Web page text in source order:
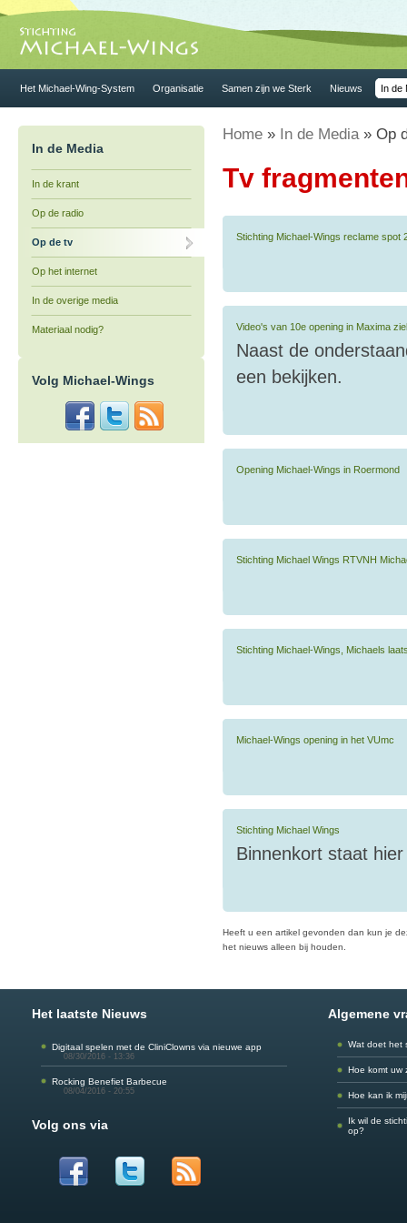
Het Michael-Wing-System Organisatie Samen zijn we Sterk Nieuws In de
In de Media
In de krant
Op de radio
Op de tv
Op het internet
In de overige media
Materiaal nodig?
Volg Michael-Wings
Home » In de Media» Op
Tv
Stichting Michael-Wings reclame spot
Video's van 10e opening in Maxima
Naast de
een bekijken.
Opening Michael-Wings in Roermond
Stichting Michael Wings RTVNH
Stichting Michael-Wings, Michaels
Michael-Wings opening in het VUmc
Stichting Michael Wings
Binnenkort staat
Heeft u een artikel gevonden dan kun je
het nieuws alleen bij houden.
Het laatste Nieuws
Digitaal spelen met de CliniClowns via nieuwe app
08/30/2016 - 13:36
Rocking Benefiet Barbecue
08/04/2016 - 20:55
Volg ons via
Algemene
Wat doet het
Hoe komt uw
Hoe kan ik
Ik wil de
op?